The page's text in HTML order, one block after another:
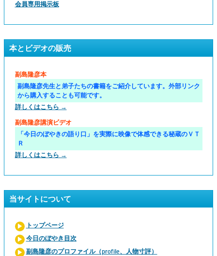
会員専用掲示板
本とビデオの販売
副島隆彦本
副島隆彦先生と弟子たちの書籍をご紹介しています。外部リンク
から購入することも可能です。
詳しくはこちら →
副島隆彦講演ビデオ
「今日のぼやきの語り口」を実際に映像で体感できる秘蔵のＶＴ
Ｒ
詳しくはこちら →
当サイトについて
トップページ
今日のぼやき目次
副島隆彦のプロファイル（profile、人物寸評）